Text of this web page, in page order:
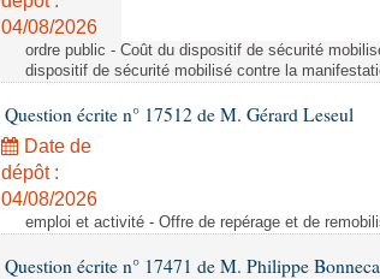
04/08/2026
ordre public - Coût du dispositif de sécurité
dispositif de sécurité mobilisé contre la
Question écrite n° 17512 de M. Gérard Leseul
Date de
dépôt :
04/08/2026
emploi et activité - Offre de repérage et de
Question écrite n° 17471 de M. Philippe